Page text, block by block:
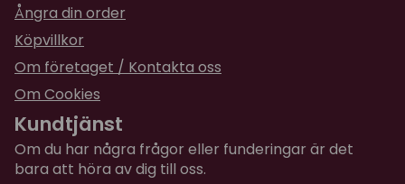
Ångra din order
Köpvillkor
Om företaget / Kontakta oss
Om Cookies
Kundtjänst
Om du har några frågor eller funderingar är det
bara att höra av dig till oss.